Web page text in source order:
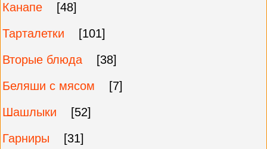
Канапе
[48]
Тарталетки
[101]
Вторые блюда
[38]
Беляши с мясом
[7]
Шашлыки
[52]
Гарниры
[31]